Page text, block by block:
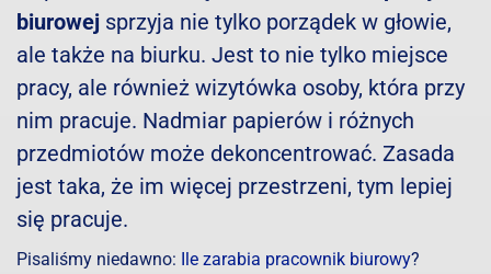
biurowej sprzyja nie tylko porządek w głowie,
ale także na biurku. Jest to nie tylko miejsce
pracy, ale również wizytówka osoby, która przy
nim pracuje. Nadmiar papierów i różnych
przedmiotów może dekoncentrować. Zasada
jest taka, że im więcej przestrzeni, tym lepiej
się pracuje.
Pisaliśmy niedawno: Ile zarabia pracownik biurowy?